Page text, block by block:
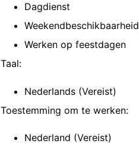
Dagdienst
Weekendbeschikbaarheid
Werken op feestdagen
Taal:
Nederlands (Vereist)
Toestemming om te werken:
Nederland (Vereist)